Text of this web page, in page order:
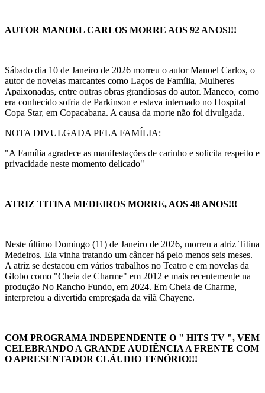
AUTOR MANOEL CARLOS MORRE AOS 92 ANOS!!!
Sábado dia 10 de Janeiro de 2026 morreu o autor Manoel Carlos, o
autor de novelas marcantes como Laços de Família, Mulheres
Apaixonadas, entre outras obras grandiosas do autor. Maneco, como
era conhecido sofria de Parkinson e estava internado no Hospital
Copa Star, em Copacabana. A causa da morte não foi divulgada.
NOTA DIVULGADA PELA FAMÍLIA:
"A Família agradece as manifestações de carinho e solicita respeito e
privacidade neste momento delicado"
ATRIZ TITINA MEDEIROS MORRE, AOS 48 ANOS!!!
Neste último Domingo (11) de Janeiro de 2026, morreu a atriz Titina
Medeiros. Ela vinha tratando um câncer há pelo menos seis meses.
A atriz se destacou em vários trabalhos no Teatro e em novelas da
Globo como "Cheia de Charme" em 2012 e mais recentemente na
produção No Rancho Fundo, em 2024. Em Cheia de Charme,
interpretou a divertida empregada da vilã Chayene.
COM PROGRAMA INDEPENDENTE O " HITS TV ", VEM
CELEBRANDO A GRANDE AUDIÊNCIA A FRENTE COM
O APRESENTADOR CLÁUDIO TENÓRIO!!!